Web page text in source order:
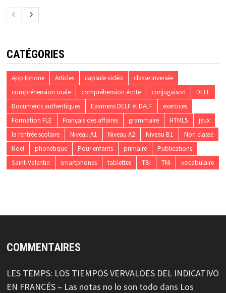
CATÉGORIES
App Iphone Articles capsule vidéo
classe inversée
compréhension orale
compréhension écrite conjugaison
DELF
Documents authentiques
Eaxmens DELF et DALF
exercices
Formation FLE
Français des affaires grammaire HTML5
jeux
la rentrée scolaire
Niveau A1 Niveau A2 Niveau B1
Non classé
Noël
phonétique Pour enfants primaire
Publications
Saint-Valentin
smartphones tablettes TBI TNI vocabulaire
COMMENTAIRES
LES TEMPS: LOS TIEMPOS VERVALOES DEL INDICATIVO
EN FRANCÉS – Las notas no lo son todo dans Los